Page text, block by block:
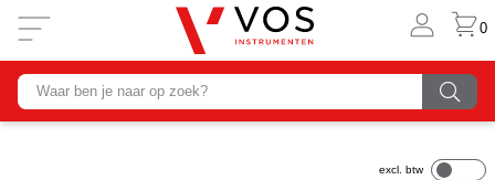
0